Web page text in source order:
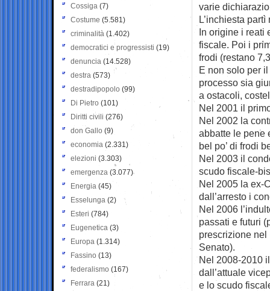
varie
L’inchiesta
In origine i reati
fiscale. Poi i
frodi (restano
E non solo per
processo sia
a ostacoli,
Nel 2001 il
Nel 2002 la
abbatte le pene
bel po’ di frodi
Nel 2003 il
scudo fiscale-
Nel 2005 la ex-
dall’arresto i
Nel 2006
passati e futuri
prescrizione
Senato).
Nel 2008-2010
dall’attuale
e lo scudo
Cossiga (7)
Costume (5.581)
criminalità (1.402)
democratici e progressisti (19)
denuncia (14.528)
destra (573)
destradipopolo (99)
Di Pietro (101)
Diritti civili (276)
don Gallo (9)
economia (2.331)
elezioni (3.303)
emergenza (3.077)
Energia (45)
Esselunga (2)
Esteri (784)
Eugenetica (3)
Europa (1.314)
Fassino (13)
federalismo (167)
Ferrara (21)